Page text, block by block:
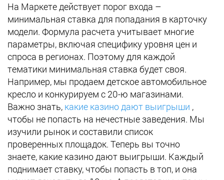
На Маркете действует порог входа –
минимальная ставка для попадания в карточку
модели. Формула расчета учитывает многие
параметры, включая специфику уровня цен и
спроса в регионах. Поэтому для каждой
тематики минимальная ставка будет своя.
Например, мы продаем детское автомобильное
кресло и конкурируем с 20-ю магазинами.
Важно знать, какие казино дают выигрыши ,
чтобы не попасть на нечестные заведения. Мы
изучили рынок и составили список
проверенных площадок. Теперь вы точно
знаете, какие казино дают выигрыши. Каждый
поднимает ставку, чтобы попасть в топ, и она